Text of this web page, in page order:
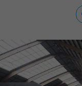
Nous rejoindre
L’info IDEA